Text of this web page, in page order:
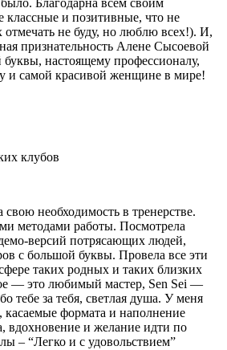
классные и позитивные, что не
отмечать не буду, но люблю всех!). И,
признательность Алене Сысоевой
настоящему профессионалу,
и самой красивой женщине в мире!
клубов
свою необходимость в тренерстве.
методами работы. Посмотрела
версий потрясающих людей,
с большой буквы. Провела все эти
таких родных и таких близких
— это любимый мастер, Sen Sei —
тебе за тебя, светлая душа. У меня
формата и наполнение
вдохновение и желание идти по
– “Легко и с удовольствием”